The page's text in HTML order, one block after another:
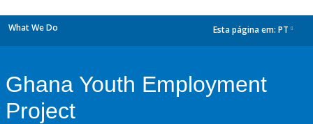
What We Do Esta página em: PT
Ghana Youth Employment
Project